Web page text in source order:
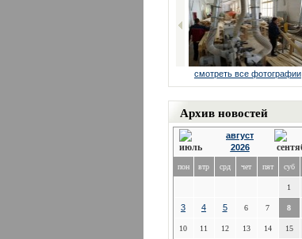
смотреть все фотографии
Архив новостей
август
2026
пон втр срд чет пят суб
1
3 4 5 6 7 8
10 11 12 13 14 15